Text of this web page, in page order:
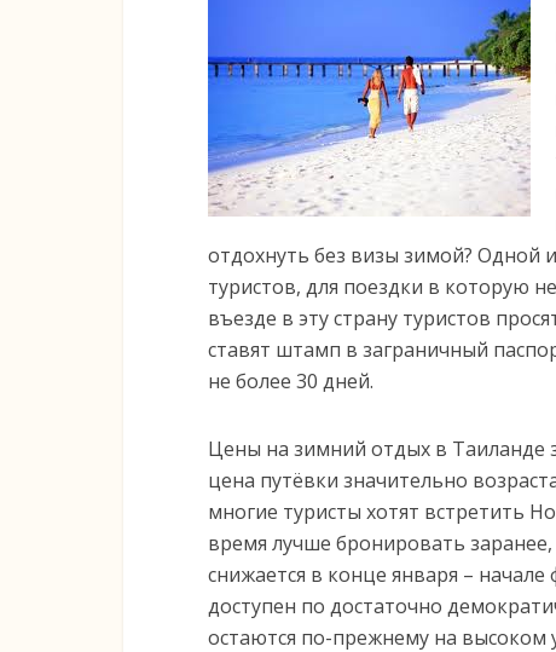
отдохнуть без визы зимой? Одной
туристов, для поездки в которую
въезде в эту страну туристов
ставят штамп в заграничный
не более 30 дней.
Цены на зимний отдых в Таиланде
цена путёвки значительно
многие туристы хотят встретить
время лучше бронировать
снижается в конце января –
доступен по достаточно
остаются по-прежнему на высоком